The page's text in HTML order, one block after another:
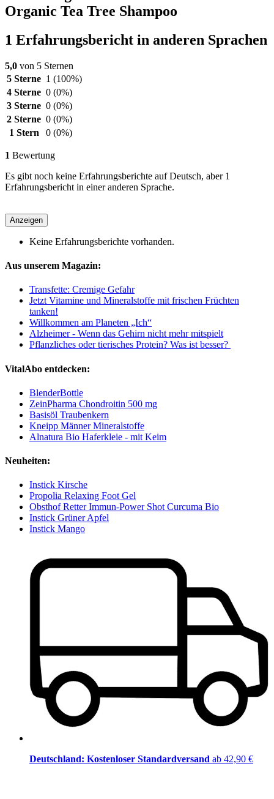
Organic Tea Tree Shampoo
1 Erfahrungsbericht in anderen Sprachen
5,0 von 5 Sternen
5 Sterne 1 (100%)
4 Sterne 0 (0%)
3 Sterne 0 (0%)
2 Sterne 0 (0%)
1 Stern
0 (0%)
1 Bewertung
Es gibt noch keine Erfahrungsberichte auf Deutsch, aber 1
Erfahrungsbericht in einer anderen Sprache.
Anzeigen
Keine Erfahrungsberichte vorhanden.
Aus unserem Magazin:
Transfette: Cremige Gefahr
Jetzt Vitamine und Mineralstoffe mit frischen Früchten
tanken!
Willkommen am Planeten „Ich“
Alzheimer - Wenn das Gehirn nicht mehr mitspielt
Pflanzliches oder tierisches Protein? Was ist besser?
VitalAbo entdecken:
BlenderBottle
ZeinPharma Chondroitin 500 mg
Basisöl Traubenkern
Kneipp Männer Mineralstoffe
Alnatura Bio Haferkleie - mit Keim
Neuheiten:
Instick Kirsche
Propolia Relaxing Foot Gel
Obsthof Retter Immun-Power Shot Curcuma Bio
Instick Grüner Apfel
Instick Mango
Deutschland: Kostenloser Standardversand ab 42,90 €